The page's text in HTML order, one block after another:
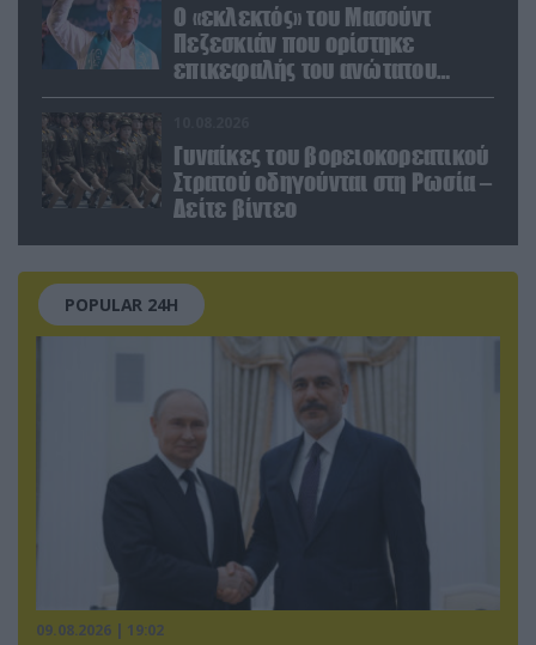
Ο «εκλεκτός» του Μασούντ
Πεζεσκιάν που ορίστηκε
επικεφαλής του ανώτατου
οργάνου ασφαλείας του Ιράν
Γυναίκες του βορειοκορεατικού
Στρατού οδηγούνται στη Ρωσία –
Δείτε βίντεο
POPULAR 24H
09.08.2026 | 19:02